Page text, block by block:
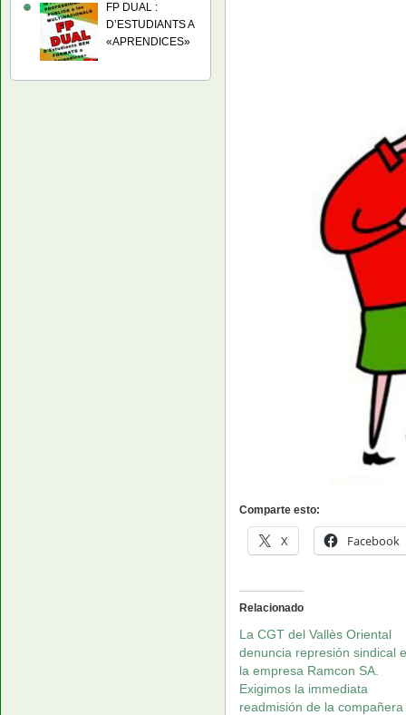
Comparte esto:
X Facebook
Relacionado
La CGT del Vallès Oriental
denuncia represión sindical
la empresa Ramcon SA.
Exigimos la immediata
readmisión de la compañera
FP DUAL :
D’ESTUDIANTS A
«APRENDICES»